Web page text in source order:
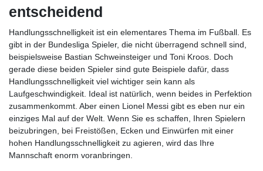
entscheidend
Handlungsschnelligkeit ist ein elementares Thema im Fußball. Es
gibt in der Bundesliga Spieler, die nicht überragend schnell sind,
beispielsweise Bastian Schweinsteiger und Toni Kroos. Doch
gerade diese beiden Spieler sind gute Beispiele dafür, dass
Handlungsschnelligkeit viel wichtiger sein kann als
Laufgeschwindigkeit. Ideal ist natürlich, wenn beides in Perfektion
zusammenkommt. Aber einen Lionel Messi gibt es eben nur ein
einziges Mal auf der Welt. Wenn Sie es schaffen, Ihren Spielern
beizubringen, bei Freistößen, Ecken und Einwürfen mit einer
hohen Handlungsschnelligkeit zu agieren, wird das Ihre
Mannschaft enorm voranbringen.